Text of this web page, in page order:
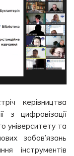
керівництва
з цифровізації
університету та
зобов’язань
інструментів